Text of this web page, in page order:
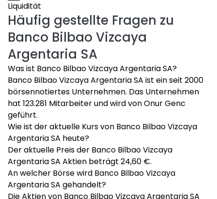
Liquidität
Häufig gestellte Fragen zu
Banco Bilbao Vizcaya
Argentaria SA
Was ist Banco Bilbao Vizcaya Argentaria SA?
Banco Bilbao Vizcaya Argentaria SA ist ein seit 2000
börsennotiertes Unternehmen. Das Unternehmen
hat 123.281 Mitarbeiter und wird von Onur Genc
geführt.
Wie ist der aktuelle Kurs von Banco Bilbao Vizcaya
Argentaria SA heute?
Der aktuelle Preis der Banco Bilbao Vizcaya
Argentaria SA Aktien beträgt 24,60 €.
An welcher Börse wird Banco Bilbao Vizcaya
Argentaria SA gehandelt?
Die Aktien von Banco Bilbao Vizcaya Argentaria SA